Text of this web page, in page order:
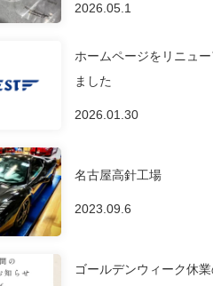
2026.05.1
ホームページをリニュー
ました
2026.01.30
名古屋高針工場
2023.09.6
ゴールデンウィーク休